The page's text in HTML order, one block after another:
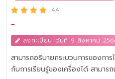
4.4
-
ลงทะเบียน :วันที่ 9 สิงหาคม
สามารถอธิบายกระบวนการของกา
กับการเรียนรู้ของเครื่องได้ สามา